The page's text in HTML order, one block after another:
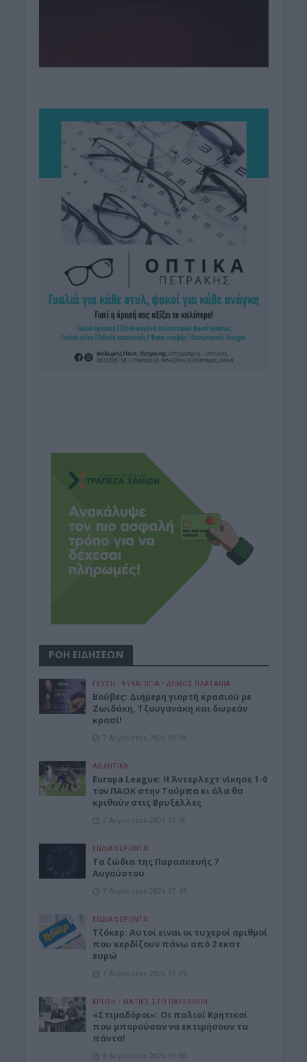
ΡΟΗ ΕΙΔΗΣΕΩΝ
ΓΕΎΣΗ - ΨΥΧΑΓΩΓΊΑ • ΔΉΜΟΣ ΠΛΑΤΑΝΙΆ
Βούβες: Διήμερη γιορτή κρασιού με
Ζωιδάκη, Τζουγανάκη και δωρεάν
κρασί!
7 Αυγούστου 2026 08:08
ΑΘΛΗΤΙΚΑ
Europa League: Η Άντερλεχτ νίκησε 1-0
τον ΠΑΟΚ στην Τούμπα κι όλα θα
κριθούν στις Βρυξέλλες
7 Αυγούστου 2026 07:46
ΕΝΔΙΑΦΕΡΟΝΤΑ
Tα ζώδια της Παρασκευής 7
Αυγούστου
7 Αυγούστου 2026 07:43
ΕΝΔΙΑΦΕΡΟΝΤΑ
Τζόκερ: Αυτοί είναι οι τυχεροί αριθμοί
που κερδίζουν πάνω από 2 εκατ.
ευρώ
7 Αυγούστου 2026 07:39
ΚΡΗΤΗ • ΜΑΤΙΕΣ ΣΤΟ ΠΑΡΕΛΘΟΝ
«Στιμαδόροι»: Οι παλιοί Κρητικοί
που μπορούσαν να εκτιμήσουν τα
πάντα!
6 Αυγούστου 2026 19:30